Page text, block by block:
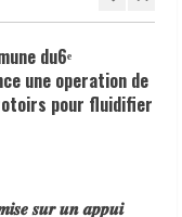
𝒔𝒖𝒓 𝒖𝒏 𝒂𝒑𝒑𝒖𝒊
𝑼𝑺𝑫 𝒑𝒐𝒖𝒓
témoignage